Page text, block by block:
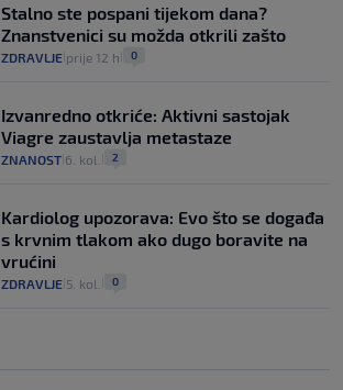
Stalno ste pospani tijekom dana?
Znanstvenici su možda otkrili zašto
ZDRAVLJE prije 12 h 0
Izvanredno otkriće: Aktivni sastojak
Viagre zaustavlja metastaze
ZNANOST 6. kol. 2
Kardiolog upozorava: Evo što se događa
s krvnim tlakom ako dugo boravite na
vrućini
ZDRAVLJE 5. kol. 0